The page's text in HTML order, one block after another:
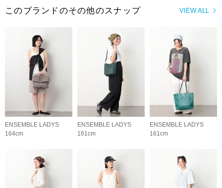
VIEW ALL
このブランドのその他のスナップ
ENSEMBLE LADYS
164cm
ENSEMBLE LADYS
161cm
ENSEMBLE LADYS
161cm